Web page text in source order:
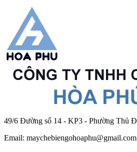
49/6 Đường số 14 - KP3 - Phường Thủ
Email: maychebiengohoaphu@gmail.com